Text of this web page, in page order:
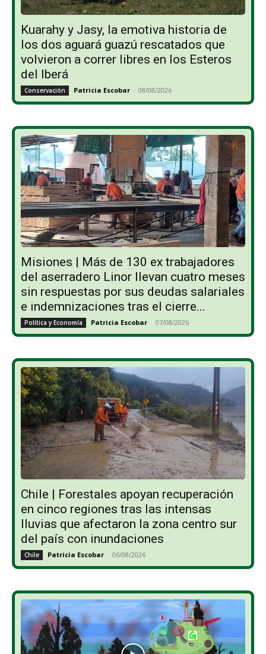
Kuarahy y Jasy, la emotiva historia de
los dos aguará guazú rescatados que
volvieron a correr libres en los Esteros
del Iberá
Conservación Patricia Escobar - 08/08/2026
Misiones | Más de 130 ex trabajadores
del aserradero Linor llevan cuatro meses
sin respuestas por sus deudas salariales
e indemnizaciones tras el cierre...
Política y Economía Patricia Escobar - 07/08/2026
Chile | Forestales apoyan recuperación
en cinco regiones tras las intensas
lluvias que afectaron la zona centro sur
del país con inundaciones
Chile Patricia Escobar - 06/08/2026